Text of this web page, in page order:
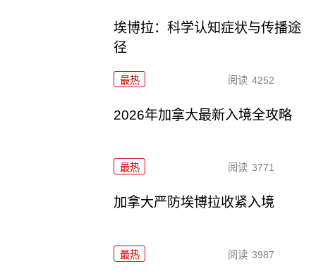
埃博拉：科学认知症状与传播途
径
最热 阅读 4252
2026年加拿大最新入境全攻略
最热 阅读 3771
加拿大严防埃博拉收紧入境
最热 阅读 3987